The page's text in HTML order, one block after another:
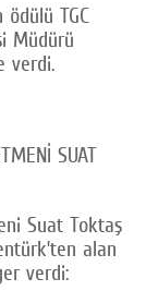
TGC
Müdürü
verdi.
SUAT
Suat Toktaş
alan
verdi: